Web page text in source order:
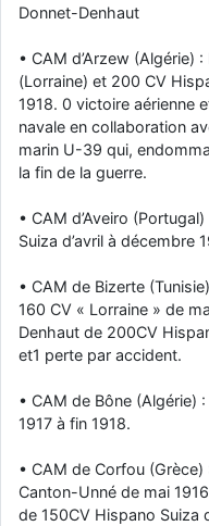
Donnet-Denhaut
• CAM d’Arzew (Algérie)
(Lorraine) et 200 CV
1918. 0 victoire aérienne
navale en collaboration
marin U-39 qui,
la fin de la guerre.
• CAM d’Aveiro
Suiza d’avril à décembre
• CAM de Bizerte
160 CV « Lorraine » de
Denhaut de 200CV
et1 perte par accident.
• CAM de Bône (Algérie)
1917 à fin 1918.
• CAM de Corfou
Canton-Unné de mai
de 150CV Hispano Suiza